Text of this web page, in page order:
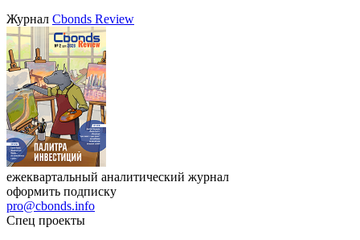
Журнал Cbonds Review
ежеквартальный аналитический журнал
оформить подписку
pro@cbonds.info
Спец проекты